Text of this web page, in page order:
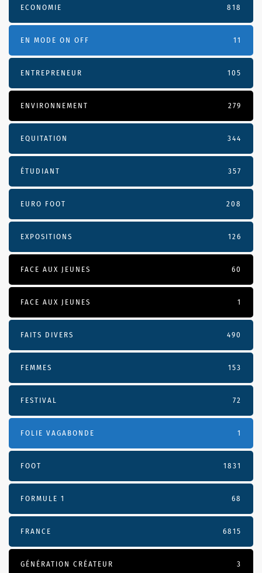
ECONOMIE 818
EN MODE ON OFF 11
ENTREPRENEUR 105
ENVIRONNEMENT 279
EQUITATION 344
ÉTUDIANT 357
EURO FOOT 208
EXPOSITIONS 126
FACE AUX JEUNES 60
FACE AUX JEUNES 1
FAITS DIVERS 490
FEMMES 153
FESTIVAL 72
FOLIE VAGABONDE 1
FOOT 1831
FORMULE 1 68
FRANCE 6815
GÉNÉRATION CRÉATEUR 3